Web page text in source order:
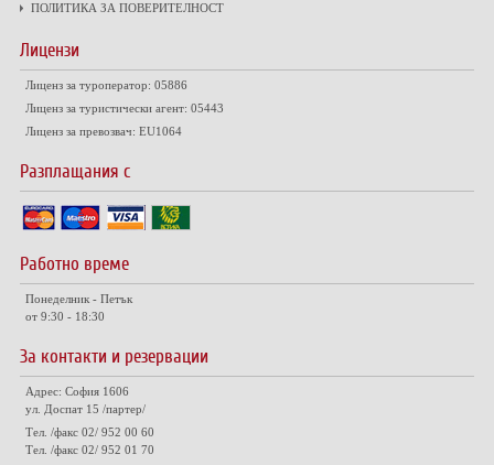
ПОЛИТИКА ЗА ПОВЕРИТЕЛНОСТ
Лицензи
Лиценз за туроператор: 05886
Лиценз за туристически агент: 05443
Лиценз за превозвач: EU1064
Разплащания с
Работно време
Понеделник - Петък
от 9:30 - 18:30
За контакти и резервации
Адрес: София 1606
ул. Доспат 15 /партер/
Тел. /факс 02/ 952 00 60
Тел. /факс 02/ 952 01 70